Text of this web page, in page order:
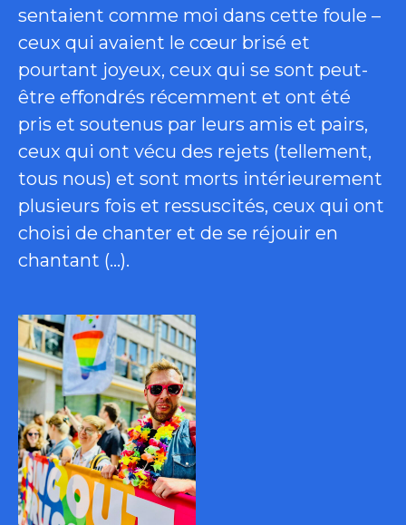
sentaient comme moi dans cette foule –
ceux qui avaient le cœur brisé et
pourtant joyeux, ceux qui se sont peut-
être effondrés récemment et ont été
pris et soutenus par leurs amis et pairs,
ceux qui ont vécu des rejets (tellement,
tous nous) et sont morts intérieurement
plusieurs fois et ressuscités, ceux qui ont
choisi de chanter et de se réjouir en
chantant (…).